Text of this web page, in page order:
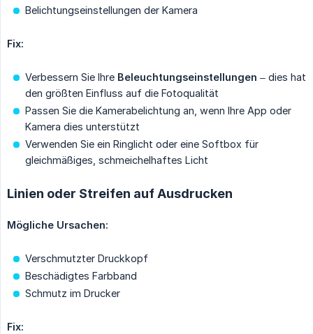
Belichtungseinstellungen der Kamera
Fix:
Verbessern Sie Ihre Beleuchtungseinstellungen – dies hat
den größten Einfluss auf die Fotoqualität
Passen Sie die Kamerabelichtung an, wenn Ihre App oder
Kamera dies unterstützt
Verwenden Sie ein Ringlicht oder eine Softbox für
gleichmäßiges, schmeichelhaftes Licht
Linien oder Streifen auf Ausdrucken
Mögliche Ursachen:
Verschmutzter Druckkopf
Beschädigtes Farbband
Schmutz im Drucker
Fix: